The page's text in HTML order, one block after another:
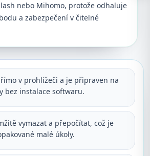
nebo Mihomo, protože odhaluje
a zabezpečení v čitelné
v prohlížeči a je připraven na
bez instalace softwaru.
vymazat a přepočítat, což je
malé úkoly.